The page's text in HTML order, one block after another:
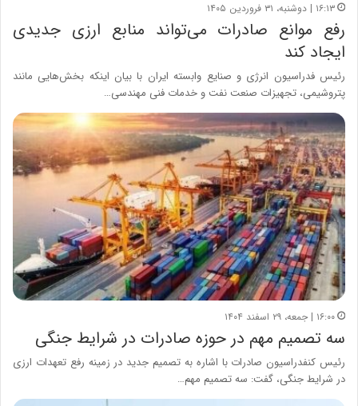
۱۶:۱۳ | دوشنبه، ۳۱ فروردین ۱۴۰۵
رفع موانع صادرات می‌تواند منابع ارزی جدیدی
ایجاد کند
رئیس فدراسیون انرژی و صنایع وابسته ایران با بیان اینکه بخش‌هایی مانند
پتروشیمی، تجهیزات صنعت نفت و خدمات فنی مهندسی…
۱۶:۰۰ | جمعه، ۲۹ اسفند ۱۴۰۴
سه تصمیم مهم در حوزه صادرات در شرایط جنگی
رئیس کنفدراسیون صادرات با اشاره به تصمیم جدید در زمینه رفع تعهدات ارزی
در شرایط جنگی، گفت: سه تصمیم مهم…